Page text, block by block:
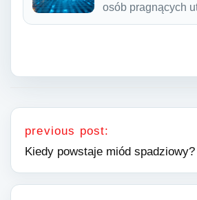
osób pragnących
Nawigacja wpisu
previous post:
Kiedy powstaje miód spadziowy?